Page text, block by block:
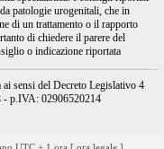
patologie urogenitali, che in
di un trattamento o il rapporto
di chiedere il parere del
o indicazione riportata
sensi del Decreto Legislativo 4
- p.IVA: 02906520214